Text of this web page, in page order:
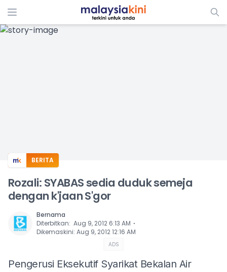
ADS
BERITA
Rozali: SYABAS sedia duduk semeja
dengan k'jaan S'gor
Bernama
Diterbitkan: Aug 9, 2012 6:13 AM ⋅
Dikemaskini: Aug 9, 2012 12:16 AM
ADS
Pengerusi Eksekutif Syarikat Bekalan Air